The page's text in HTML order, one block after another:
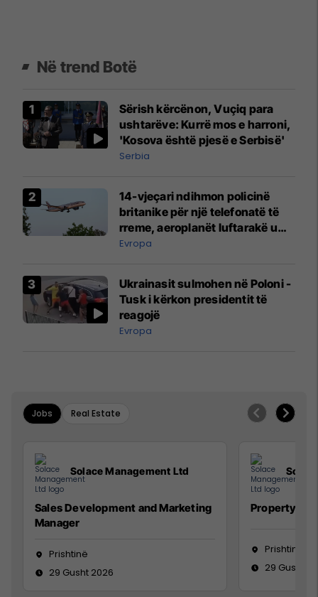
Në trend Botë
Sërish kërcënon, Vuçiq para
ushtarëve: Kurrë mos e harroni,
'Kosova është pjesë e Serbisë'
Serbia
14-vjeçari ndihmon policinë
britanike për një telefonatë të
rreme, aeroplanët luftarakë u
ngritën në ajër për të
Mançesterit
Evropa
Ukrainasit sulmohen në Poloni -
Tusk i kërkon presidentit të
reagojë
Evropa
Jobs Real Estate
Solace Management Ltd
Sales Development and Marketing
Manager
Prishtinë
29 Gusht 2026
Property
Prishtinë
29 Gusht